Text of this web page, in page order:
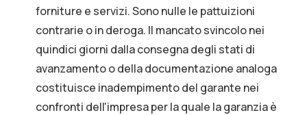
forniture e servizi. Sono nulle le pattuizioni
contrarie o in deroga. Il mancato svincolo nei
quindici giorni dalla consegna degli stati di
avanzamento o della documentazione analoga
costituisce inadempimento del garante nei
confronti dell'impresa per la quale la garanzia è